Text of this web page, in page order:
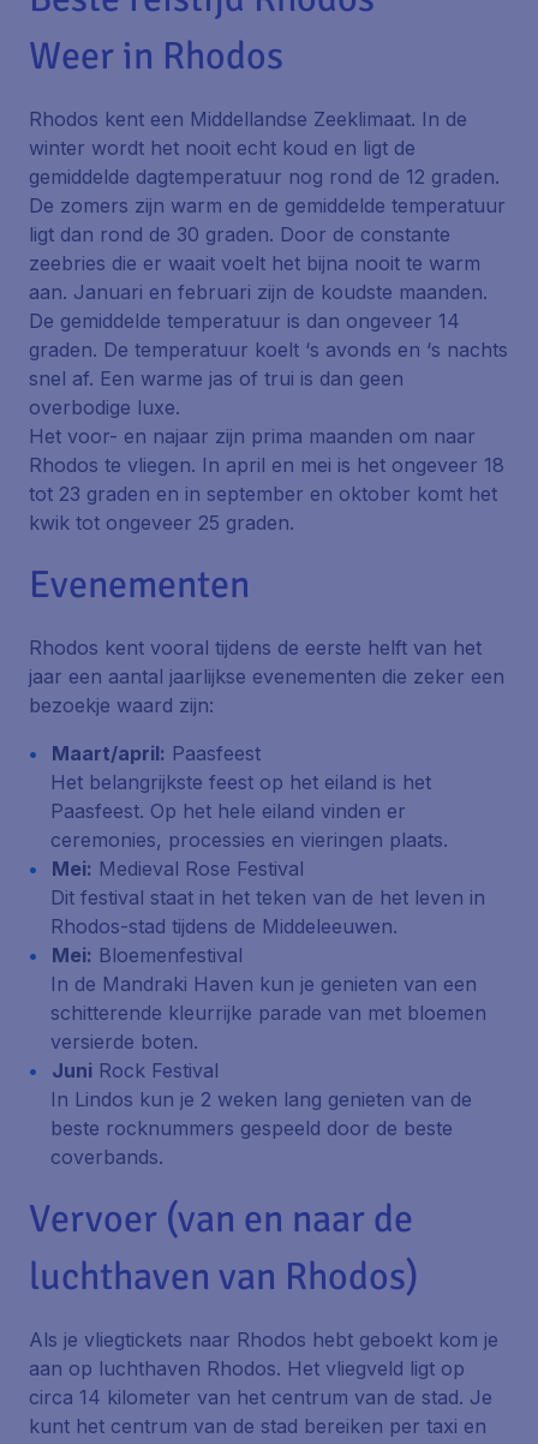
Weer in Rhodos
Rhodos kent een Middellandse Zeeklimaat. In de
winter wordt het nooit echt koud en ligt de
gemiddelde dagtemperatuur nog rond de 12 graden.
De zomers zijn warm en de gemiddelde temperatuur
ligt dan rond de 30 graden. Door de constante
zeebries die er waait voelt het bijna nooit te warm
aan. Januari en februari zijn de koudste maanden.
De gemiddelde temperatuur is dan ongeveer 14
graden. De temperatuur koelt ‘s avonds en ‘s nachts
snel af. Een warme jas of trui is dan geen
overbodige luxe.
Het voor- en najaar zijn prima maanden om naar
Rhodos te vliegen. In april en mei is het ongeveer 18
tot 23 graden en in september en oktober komt het
kwik tot ongeveer 25 graden.
Evenementen
Rhodos kent vooral tijdens de eerste helft van het
jaar een aantal jaarlijkse evenementen die zeker een
bezoekje waard zijn:
Maart/april: Paasfeest
Het belangrijkste feest op het eiland is het
Paasfeest. Op het hele eiland vinden er
ceremonies, processies en vieringen plaats.
Mei: Medieval Rose Festival
Dit festival staat in het teken van de het leven in
Rhodos-stad tijdens de Middeleeuwen.
Mei: Bloemenfestival
In de Mandraki Haven kun je genieten van een
schitterende kleurrijke parade van met bloemen
versierde boten.
Juni Rock Festival
In Lindos kun je 2 weken lang genieten van de
beste rocknummers gespeeld door de beste
coverbands.
Vervoer (van en naar de
luchthaven van Rhodos)
Als je vliegtickets naar Rhodos hebt geboekt kom je
aan op luchthaven Rhodos. Het vliegveld ligt op
circa 14 kilometer van het centrum van de stad. Je
kunt het centrum van de stad bereiken per taxi en